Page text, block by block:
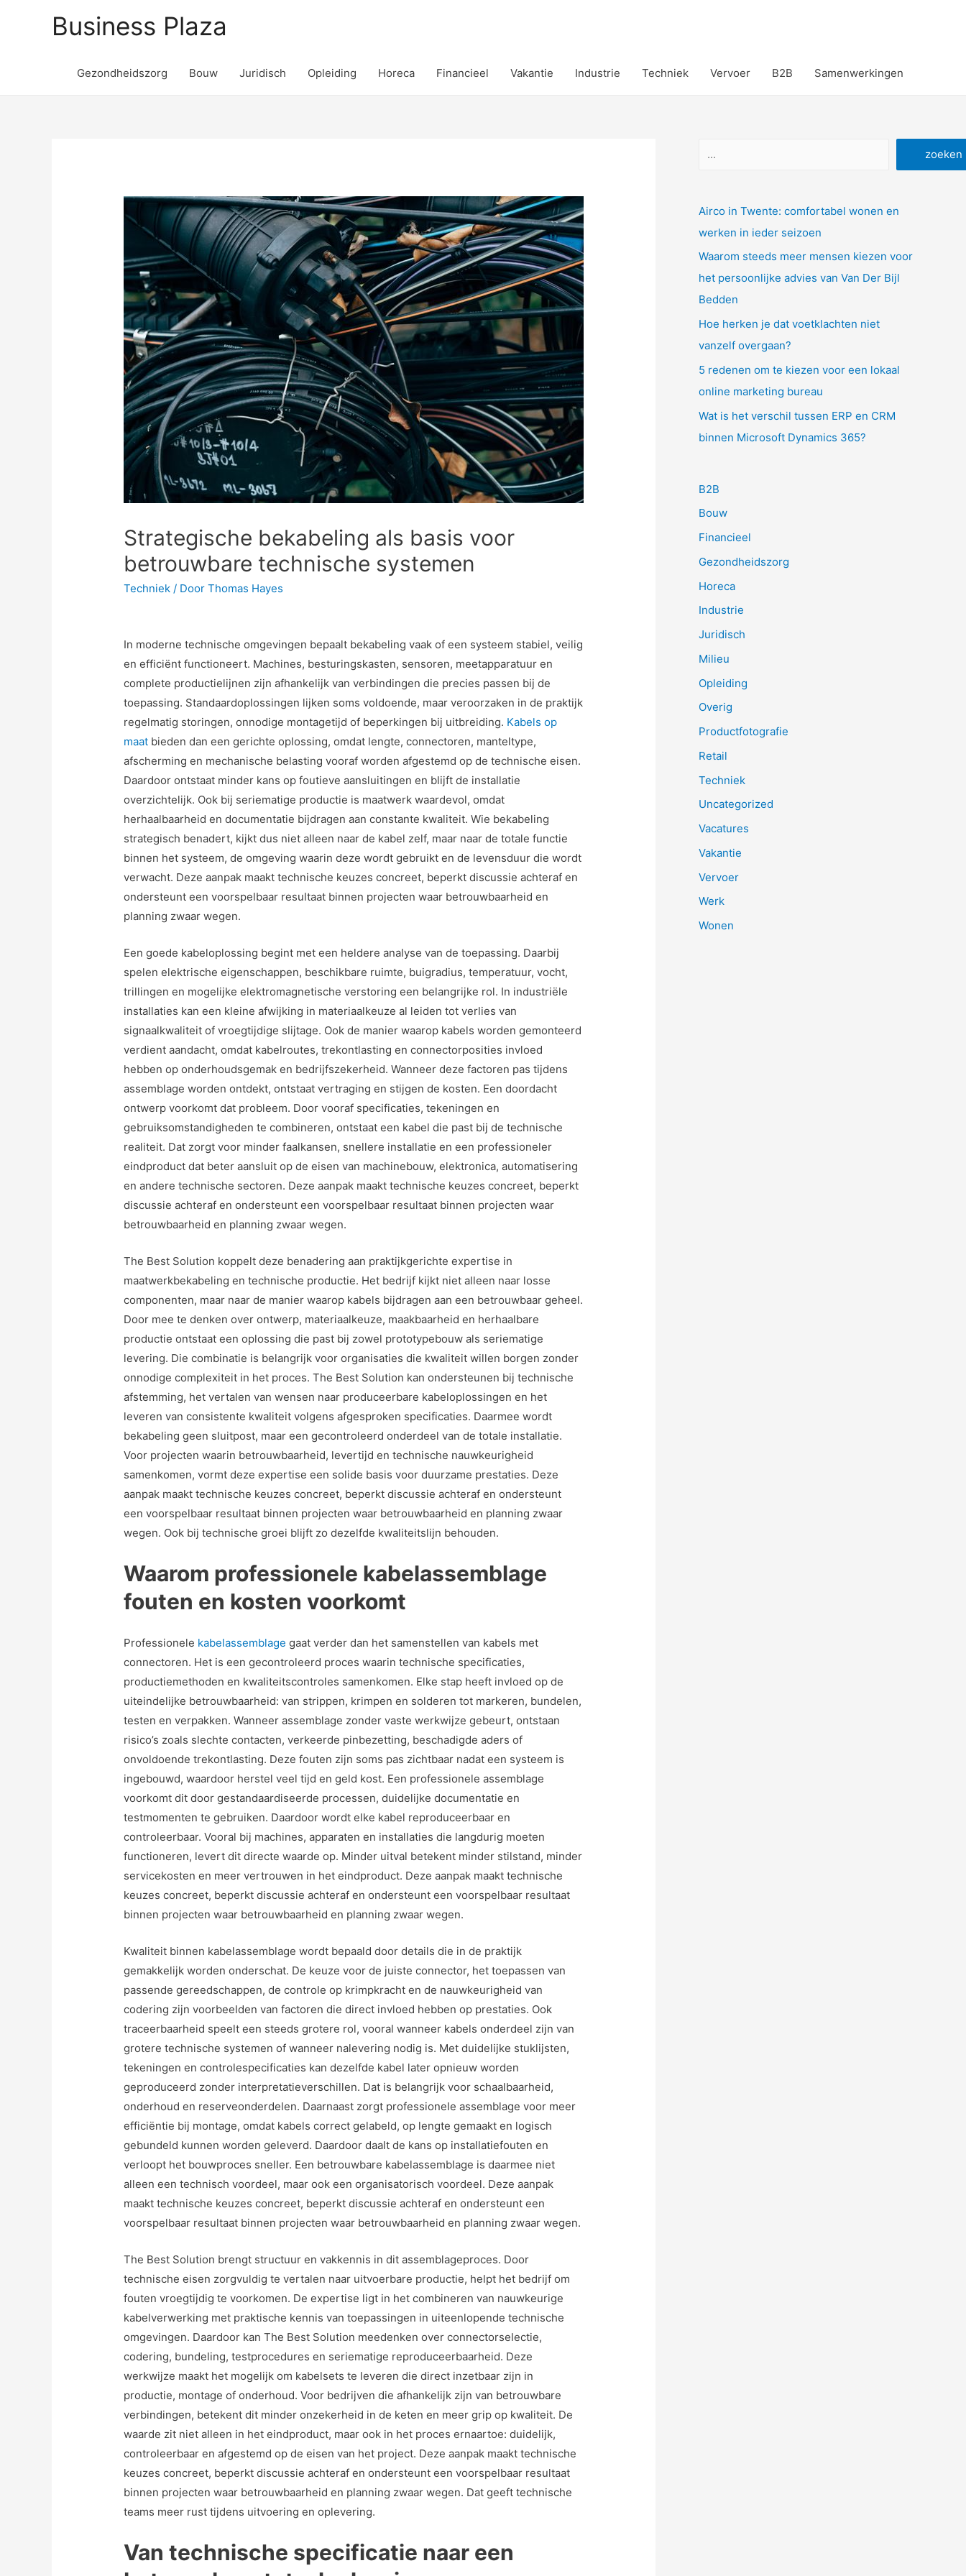
Business Plaza
Gezondheidszorg Bouw Juridisch Opleiding Horeca Financieel Vakantie Industrie Techniek Vervoer B2B Samenwerkingen
Strategische bekabeling als basis voor
betrouwbare technische systemen
Techniek / DoorThomas Hayes
In moderne technische omgevingen bepaalt bekabeling vaak of een systeem stabiel, veilig
en efficiënt functioneert. Machines, besturingskasten, sensoren, meetapparatuur en
complete productielijnen zijn afhankelijk van verbindingen die precies passen bij de
toepassing. Standaardoplossingen lijken soms voldoende, maar veroorzaken in de praktijk
regelmatig storingen, onnodige montagetijd of beperkingen bij uitbreiding. Kabels op
maat bieden dan een gerichte oplossing, omdat lengte, connectoren, manteltype,
afscherming en mechanische belasting vooraf worden afgestemd op de technische eisen.
Daardoor ontstaat minder kans op foutieve aansluitingen en blijft de installatie
overzichtelijk. Ook bij seriematige productie is maatwerk waardevol, omdat
herhaalbaarheid en documentatie bijdragen aan constante kwaliteit. Wie bekabeling
strategisch benadert, kijkt dus niet alleen naar de kabel zelf, maar naar de totale functie
binnen het systeem, de omgeving waarin deze wordt gebruikt en de levensduur die wordt
verwacht. Deze aanpak maakt technische keuzes concreet, beperkt discussie achteraf en
ondersteunt een voorspelbaar resultaat binnen projecten waar betrouwbaarheid en
planning zwaar wegen.
Een goede kabeloplossing begint met een heldere analyse van de toepassing. Daarbij
spelen elektrische eigenschappen, beschikbare ruimte, buigradius, temperatuur, vocht,
trillingen en mogelijke elektromagnetische verstoring een belangrijke rol. In industriële
installaties kan een kleine afwijking in materiaalkeuze al leiden tot verlies van
signaalkwaliteit of vroegtijdige slijtage. Ook de manier waarop kabels worden gemonteerd
verdient aandacht, omdat kabelroutes, trekontlasting en connectorposities invloed
hebben op onderhoudsgemak en bedrijfszekerheid. Wanneer deze factoren pas tijdens
assemblage worden ontdekt, ontstaat vertraging en stijgen de kosten. Een doordacht
ontwerp voorkomt dat probleem. Door vooraf specificaties, tekeningen en
gebruiksomstandigheden te combineren, ontstaat een kabel die past bij de technische
realiteit. Dat zorgt voor minder faalkansen, snellere installatie en een professioneler
eindproduct dat beter aansluit op de eisen van machinebouw, elektronica, automatisering
en andere technische sectoren. Deze aanpak maakt technische keuzes concreet, beperkt
discussie achteraf en ondersteunt een voorspelbaar resultaat binnen projecten waar
betrouwbaarheid en planning zwaar wegen.
The Best Solution koppelt deze benadering aan praktijkgerichte expertise in
maatwerkbekabeling en technische productie. Het bedrijf kijkt niet alleen naar losse
componenten, maar naar de manier waarop kabels bijdragen aan een betrouwbaar geheel.
Door mee te denken over ontwerp, materiaalkeuze, maakbaarheid en herhaalbare
productie ontstaat een oplossing die past bij zowel prototypebouw als seriematige
levering. Die combinatie is belangrijk voor organisaties die kwaliteit willen borgen zonder
onnodige complexiteit in het proces. The Best Solution kan ondersteunen bij technische
afstemming, het vertalen van wensen naar produceerbare kabeloplossingen en het
leveren van consistente kwaliteit volgens afgesproken specificaties. Daarmee wordt
bekabeling geen sluitpost, maar een gecontroleerd onderdeel van de totale installatie.
Voor projecten waarin betrouwbaarheid, levertijd en technische nauwkeurigheid
samenkomen, vormt deze expertise een solide basis voor duurzame prestaties. Deze
aanpak maakt technische keuzes concreet, beperkt discussie achteraf en ondersteunt
een voorspelbaar resultaat binnen projecten waar betrouwbaarheid en planning zwaar
wegen. Ook bij technische groei blijft zo dezelfde kwaliteitslijn behouden.
Waarom professionele kabelassemblage
fouten en kosten voorkomt
Professionele kabelassemblage gaat verder dan het samenstellen van kabels met
connectoren. Het is een gecontroleerd proces waarin technische specificaties,
productiemethoden en kwaliteitscontroles samenkomen. Elke stap heeft invloed op de
uiteindelijke betrouwbaarheid: van strippen, krimpen en solderen tot markeren, bundelen,
testen en verpakken. Wanneer assemblage zonder vaste werkwijze gebeurt, ontstaan
risico’s zoals slechte contacten, verkeerde pinbezetting, beschadigde aders of
onvoldoende trekontlasting. Deze fouten zijn soms pas zichtbaar nadat een systeem is
ingebouwd, waardoor herstel veel tijd en geld kost. Een professionele assemblage
voorkomt dit door gestandaardiseerde processen, duidelijke documentatie en
testmomenten te gebruiken. Daardoor wordt elke kabel reproduceerbaar en
controleerbaar. Vooral bij machines, apparaten en installaties die langdurig moeten
functioneren, levert dit directe waarde op. Minder uitval betekent minder stilstand, minder
servicekosten en meer vertrouwen in het eindproduct. Deze aanpak maakt technische
keuzes concreet, beperkt discussie achteraf en ondersteunt een voorspelbaar resultaat
binnen projecten waar betrouwbaarheid en planning zwaar wegen.
Kwaliteit binnen kabelassemblage wordt bepaald door details die in de praktijk
gemakkelijk worden onderschat. De keuze voor de juiste connector, het toepassen van
passende gereedschappen, de controle op krimpkracht en de nauwkeurigheid van
codering zijn voorbeelden van factoren die direct invloed hebben op prestaties. Ook
traceerbaarheid speelt een steeds grotere rol, vooral wanneer kabels onderdeel zijn van
grotere technische systemen of wanneer nalevering nodig is. Met duidelijke stuklijsten,
tekeningen en controlespecificaties kan dezelfde kabel later opnieuw worden
geproduceerd zonder interpretatieverschillen. Dat is belangrijk voor schaalbaarheid,
onderhoud en reserveonderdelen. Daarnaast zorgt professionele assemblage voor meer
efficiëntie bij montage, omdat kabels correct gelabeld, op lengte gemaakt en logisch
gebundeld kunnen worden geleverd. Daardoor daalt de kans op installatiefouten en
verloopt het bouwproces sneller. Een betrouwbare kabelassemblage is daarmee niet
alleen een technisch voordeel, maar ook een organisatorisch voordeel. Deze aanpak
maakt technische keuzes concreet, beperkt discussie achteraf en ondersteunt een
voorspelbaar resultaat binnen projecten waar betrouwbaarheid en planning zwaar wegen.
The Best Solution brengt structuur en vakkennis in dit assemblageproces. Door
technische eisen zorgvuldig te vertalen naar uitvoerbare productie, helpt het bedrijf om
fouten vroegtijdig te voorkomen. De expertise ligt in het combineren van nauwkeurige
kabelverwerking met praktische kennis van toepassingen in uiteenlopende technische
omgevingen. Daardoor kan The Best Solution meedenken over connectorselectie,
codering, bundeling, testprocedures en seriematige reproduceerbaarheid. Deze
werkwijze maakt het mogelijk om kabelsets te leveren die direct inzetbaar zijn in
productie, montage of onderhoud. Voor bedrijven die afhankelijk zijn van betrouwbare
verbindingen, betekent dit minder onzekerheid in de keten en meer grip op kwaliteit. De
waarde zit niet alleen in het eindproduct, maar ook in het proces ernaartoe: duidelijk,
controleerbaar en afgestemd op de eisen van het project. Deze aanpak maakt technische
keuzes concreet, beperkt discussie achteraf en ondersteunt een voorspelbaar resultaat
binnen projecten waar betrouwbaarheid en planning zwaar wegen. Dat geeft technische
teams meer rust tijdens uitvoering en oplevering.
Van technische specificatie naar een
zoeken
Airco in Twente: comfortabel wonen en
werken in ieder seizoen
Waarom steeds meer mensen kiezen voor
het persoonlijke advies van Van Der Bijl
Bedden
Hoe herken je dat voetklachten niet
vanzelf overgaan?
5 redenen om te kiezen voor een lokaal
online marketing bureau
Wat is het verschil tussen ERP en CRM
binnen Microsoft Dynamics 365?
B2B
Bouw
Financieel
Gezondheidszorg
Horeca
Industrie
Juridisch
Milieu
Opleiding
Overig
Productfotografie
Retail
Techniek
Uncategorized
Vacatures
Vakantie
Vervoer
Werk
Wonen